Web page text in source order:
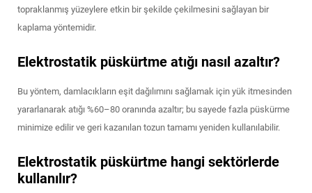
topraklanmış yüzeylere etkin bir şekilde çekilmesini sağlayan bir
kaplama yöntemidir.
Elektrostatik püskürtme atığı nasıl azaltır?
Bu yöntem, damlacıkların eşit dağılımını sağlamak için yük itmesinden
yararlanarak atığı %60–80 oranında azaltır; bu sayede fazla püskürme
minimize edilir ve geri kazanılan tozun tamamı yeniden kullanılabilir.
Elektrostatik püskürtme hangi sektörlerde
kullanılır?